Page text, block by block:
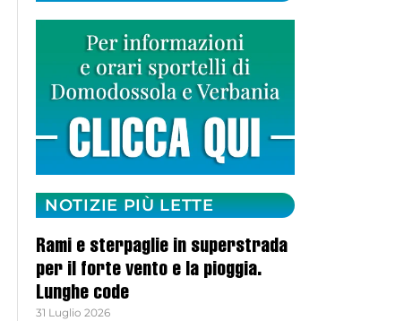
NOTIZIE PIÙ LETTE
Rami e sterpaglie in superstrada
per il forte vento e la pioggia.
Lunghe code
31 Luglio 2026